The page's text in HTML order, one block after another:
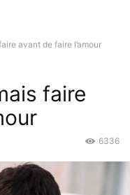
avant de faire l’amour
faire
6336